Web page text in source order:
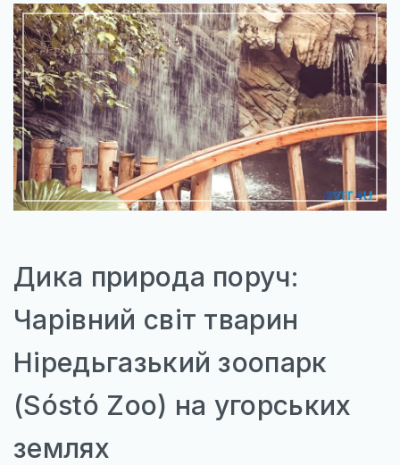
Дика природа поруч:
Чарівний світ тварин
Ніредьгазький зоопарк
(Sóstó Zoo) на угорських
землях